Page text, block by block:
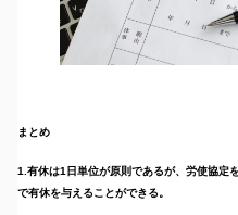
まとめ
1. 有休は1日単位が原則であるが、労使協定
で有休を与えることができる。